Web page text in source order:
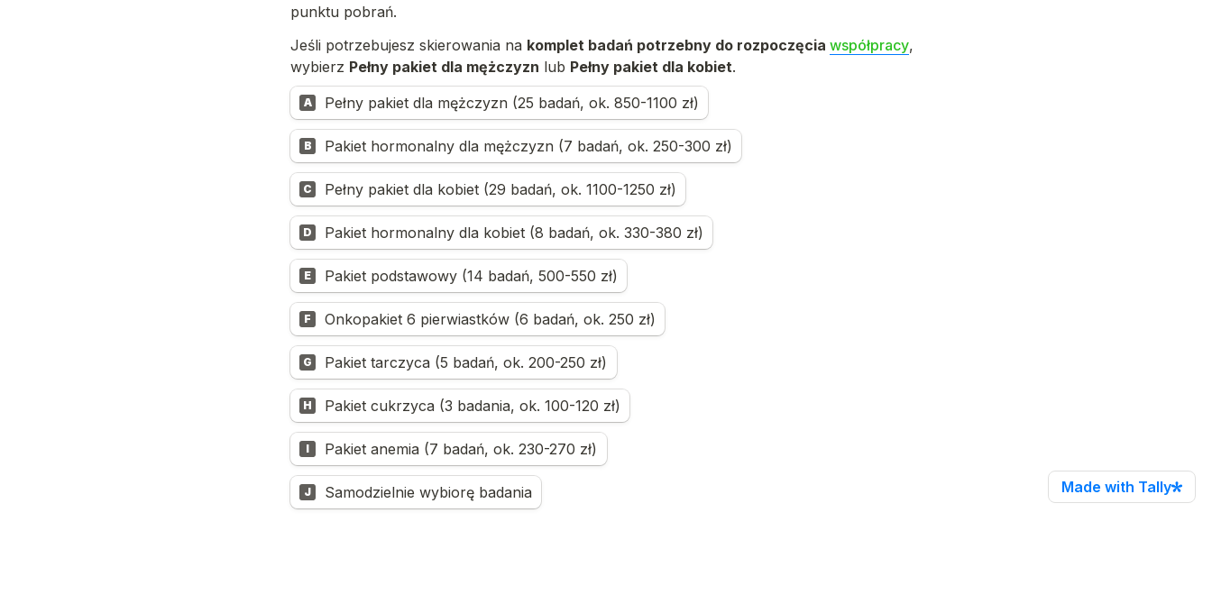
punktu pobrań.
Jeśli potrzebujesz skierowania na komplet badań potrzebny do rozpoczęcia współpracy,
wybierz Pełny pakiet dla mężczyzn lub Pełny pakiet dla kobiet.
A Pełny pakiet dla mężczyzn (25 badań, ok. 850-1100 zł)
B Pakiet hormonalny dla mężczyzn (7 badań, ok. 250-300 zł)
C Pełny pakiet dla kobiet (29 badań, ok. 1100-1250 zł)
D Pakiet hormonalny dla kobiet (8 badań, ok. 330-380 zł)
E Pakiet podstawowy (14 badań, 500-550 zł)
F Onkopakiet 6 pierwiastków (6 badań, ok. 250 zł)
G Pakiet tarczyca (5 badań, ok. 200-250 zł)
H Pakiet cukrzyca (3 badania, ok. 100-120 zł)
I Pakiet anemia (7 badań, ok. 230-270 zł)
J
Samodzielnie wybiorę badania
Made with Tally